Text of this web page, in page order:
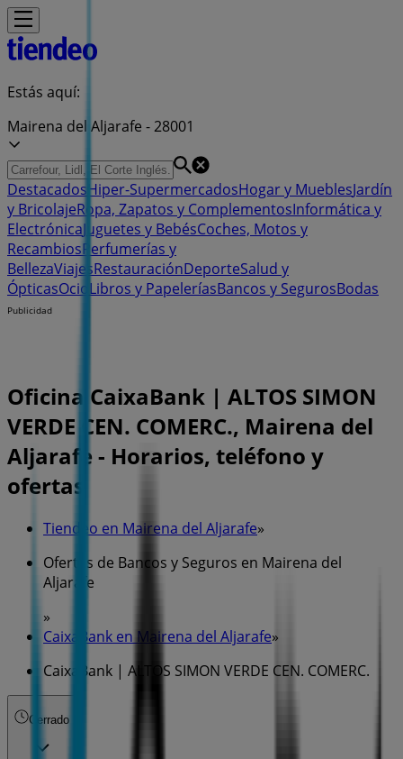
Estás aquí:
Mairena del Aljarafe - 28001
DestacadosHiper-SupermercadosHogar y MueblesJardín
y BricolajeRopa, Zapatos y ComplementosInformática y
ElectrónicaJuguetes y BebésCoches, Motos y
RecambiosPerfumerías y
BellezaViajesRestauraciónDeporteSalud y
ÓpticasOcio Libros y PapeleríasBancos y SegurosBodas
Publicidad
Oficina CaixaBank | ALTOS SIMON
VERDE CEN. COMERC., Mairena del
Aljarafe - Horarios, teléfono y
ofertas
Tiendeo en Mairena del Aljarafe»
Ofertas de Bancos y Seguros en Mairena del
Aljarafe
»
CaixaBank en Mairena del Aljarafe»
CaixaBank | ALTOS SIMON VERDE CEN. COMERC.
Cerrado